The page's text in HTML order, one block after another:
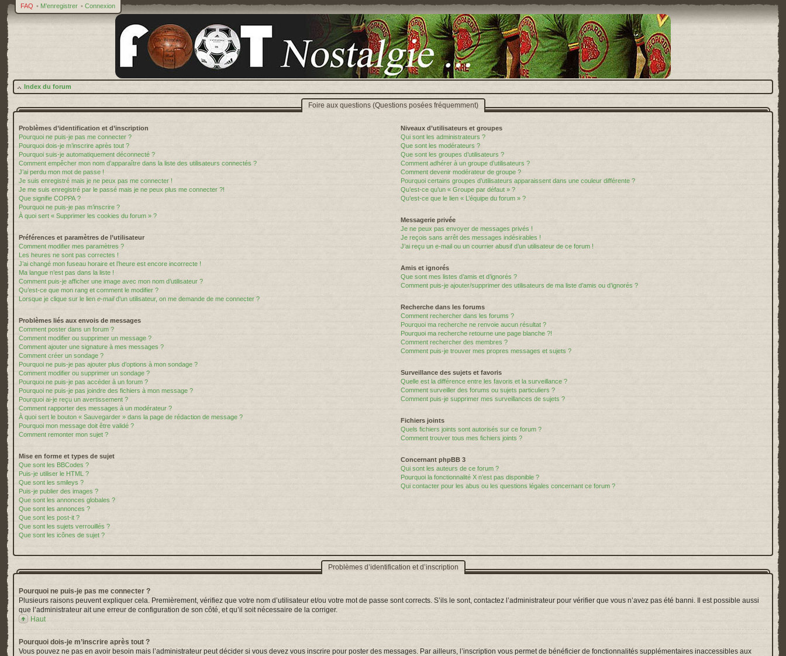
FAQ • M’enregistrer • Connexion
Index du forum
Foire aux questions (Questions posées fréquemment)
Problèmes d’identification et d’inscription
Pourquoi ne puis-je pas me connecter ?
Pourquoi dois-je m’inscrire après tout ?
Pourquoi suis-je automatiquement déconnecté ?
Comment empêcher mon nom d’apparaître dans la liste des utilisateurs connectés ?
J’ai perdu mon mot de passe !
Je suis enregistré mais je ne peux pas me connecter !
Je me suis enregistré par le passé mais je ne peux plus me connecter ?!
Que signifie COPPA ?
Pourquoi ne puis-je pas m’inscrire ?
À quoi sert « Supprimer les cookies du forum » ?
Préférences et paramètres de l’utilisateur
Comment modifier mes paramètres ?
Les heures ne sont pas correctes !
J’ai changé mon fuseau horaire et l’heure est encore incorrecte !
Ma langue n’est pas dans la liste !
Comment puis-je afficher une image avec mon nom d’utilisateur ?
Qu’est-ce que mon rang et comment le modifier ?
Lorsque je clique sur le lien e-maild’un utilisateur, on me demande de me connecter ?
Problèmes liés aux envois de messages
Comment poster dans un forum ?
Comment modifier ou supprimer un message ?
Comment ajouter une signature à mes messages ?
Comment créer un sondage ?
Pourquoi ne puis-je pas ajouter plus d’options à mon sondage ?
Comment modifier ou supprimer un sondage ?
Pourquoi ne puis-je pas accéder à un forum ?
Pourquoi ne puis-je pas joindre des fichiers à mon message ?
Pourquoi ai-je reçu un avertissement ?
Comment rapporter des messages à un modérateur ?
À quoi sert le bouton « Sauvegarder » dans la page de rédaction de message ?
Pourquoi mon message doit être validé ?
Comment remonter mon sujet ?
Mise en forme et types de sujet
Que sont les BBCodes ?
Puis-je utiliser le HTML ?
Que sont les smileys ?
Puis-je publier des images ?
Que sont les annonces globales ?
Que sont les annonces ?
Que sont les post-it ?
Que sont les sujets verrouillés ?
Que sont les icônes de sujet ?
Niveaux d’utilisateurs et groupes
Qui sont les administrateurs ?
Que sont les modérateurs ?
Que sont les groupes d’utilisateurs ?
Comment adhérer à un groupe d’utilisateurs ?
Comment devenir modérateur de groupe ?
Pourquoi certains groupes d’utilisateurs apparaissent dans une couleur différente ?
Qu’est-ce qu’un « Groupe par défaut » ?
Qu’est-ce que le lien « L’équipe du forum » ?
Messagerie privée
Je ne peux pas envoyer de messages privés !
Je reçois sans arrêt des messages indésirables !
J’ai reçu un e-mail ou un courrier abusif d’un utilisateur de ce forum !
Amis et ignorés
Que sont mes listes d’amis et d’ignorés ?
Comment puis-je ajouter/supprimer des utilisateurs de ma liste d’amis ou d’ignorés ?
Recherche dans les forums
Comment rechercher dans les forums ?
Pourquoi ma recherche ne renvoie aucun résultat ?
Pourquoi ma recherche retourne une page blanche ?!
Comment rechercher des membres ?
Comment puis-je trouver mes propres messages et sujets ?
Surveillance des sujets et favoris
Quelle est la différence entre les favoris et la surveillance ?
Comment surveiller des forums ou sujets particuliers ?
Comment puis-je supprimer mes surveillances de sujets ?
Fichiers joints
Quels fichiers joints sont autorisés sur ce forum ?
Comment trouver tous mes fichiers joints ?
Concernant phpBB 3
Qui sont les auteurs de ce forum ?
Pourquoi la fonctionnalité X n’est pas disponible ?
Qui contacter pour les abus ou les questions légales concernant ce forum ?
Problèmes d’identification et d’inscription
Pourquoi ne puis-je pas me connecter ?
Plusieurs raisons peuvent expliquer cela. Premièrement, vérifiez que votre nom d’utilisateur et/ou votre mot de passe sont corrects. S’ils le sont, contactez l’administrateur pour vérifier que vous n’avez pas été banni. Il est possible aussi
que l’administrateur ait une erreur de configuration de son côté, et qu’il soit nécessaire de la corriger.
Haut
Pourquoi dois-je m’inscrire après tout ?
Vous pouvez ne pas en avoir besoin mais l’administrateur peut décider si vous devez vous inscrire pour poster des messages. Par ailleurs, l’inscription vous permet de bénéficier de fonctionnalités supplémentaires inaccessibles aux